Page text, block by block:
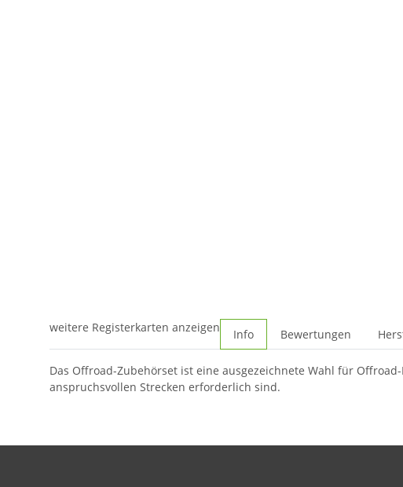
weitere Registerkarten anzeigen Info Bewertungen
Das Offroad-Zubehörset ist eine ausgezeichnete Wahl für
anspruchsvollen Strecken erforderlich sind.